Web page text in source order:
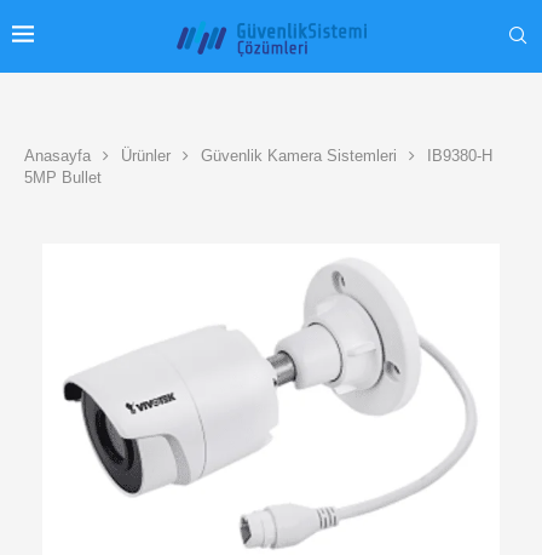
Anasayfa Ürünler Güvenlik Kamera Sistemleri
IB9380-H
5MP Bullet